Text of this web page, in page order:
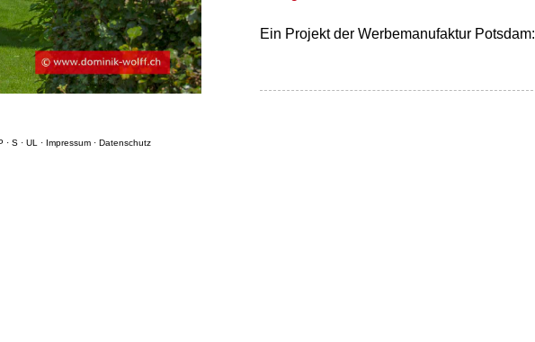
Ein Projekt der Werbemanufaktur Potsdam:
· S· UL · Impressum· Datenschutz